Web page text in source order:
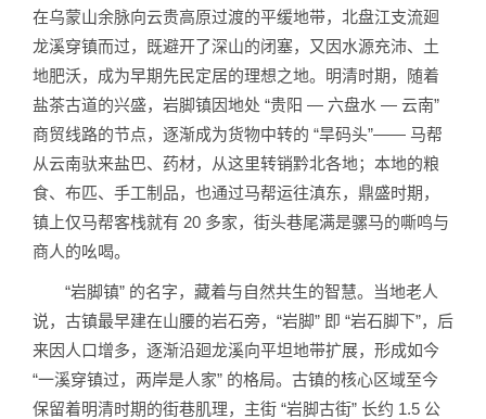
在乌蒙山余脉向云贵高原过渡的平缓地带，北盘江支流廻
龙溪穿镇而过，既避开了深山的闭塞，又因水源充沛、土
地肥沃，成为早期先民定居的理想之地。明清时期，随着
盐茶古道的兴盛，岩脚镇因地处 “贵阳 — 六盘水 — 云南”
商贸线路的节点，逐渐成为货物中转的 “旱码头”—— 马帮
从云南驮来盐巴、药材，从这里转销黔北各地；本地的粮
食、布匹、手工制品，也通过马帮运往滇东，鼎盛时期，
镇上仅马帮客栈就有 20 多家，街头巷尾满是骡马的嘶鸣与
商人的吆喝。
“岩脚镇” 的名字，藏着与自然共生的智慧。当地老人
说，古镇最早建在山腰的岩石旁，“岩脚” 即 “岩石脚下”，后
来因人口增多，逐渐沿廻龙溪向平坦地带扩展，形成如今
“一溪穿镇过，两岸是人家” 的格局。古镇的核心区域至今
保留着明清时期的街巷肌理，主街 “岩脚古街” 长约 1.5 公